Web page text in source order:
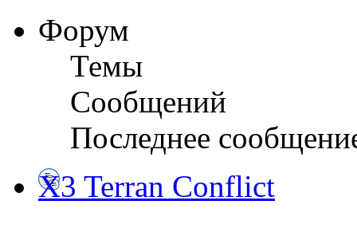
Форум
Темы
Сообщений
Последнее
X3 Terran Conflict